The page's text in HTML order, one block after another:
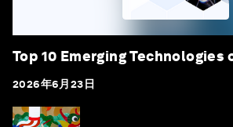
Top 10 Emerging Technologies
2026年6月23日